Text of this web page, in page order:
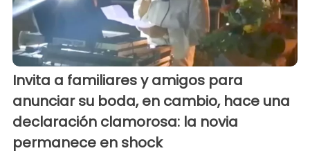
Invita a familiares y amigos para
anunciar su boda, en cambio, hace una
declaración clamorosa: la novia
permanece en shock